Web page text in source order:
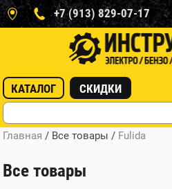
+7 (913) 829-07-17
КАТАЛОГ СКИДКИ
Главная / Все товары / Fulida
Все товары